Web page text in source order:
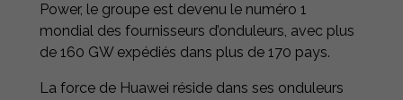
Power, le groupe est devenu le numéro 1
mondial des fournisseurs d’onduleurs, avec plus
de 160 GW expédiés dans plus de 170 pays.
La force de Huawei réside dans ses onduleurs